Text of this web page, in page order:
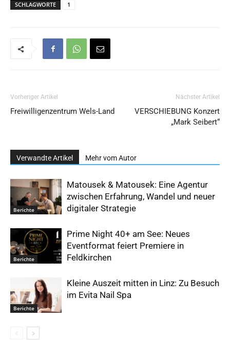
SCHLAGWORTE 1
Vorheriger Artikel
Freiwilligenzentrum Wels-Land
Nächster Artikel
VERSCHIEBUNG Konzert
„Mark Seibert“
Verwandte Artikel Mehr vom Autor
Berichte
Matousek & Matousek: Eine Agentur
zwischen Erfahrung, Wandel und neuer
digitaler Strategie
Berichte
Prime Night 40+ am See: Neues
Eventformat feiert Premiere in
Feldkirchen
Berichte
Kleine Auszeit mitten in Linz: Zu Besuch
im Evita Nail Spa